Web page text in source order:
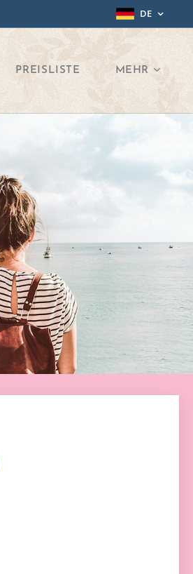
DE
PREISLISTE MEHR